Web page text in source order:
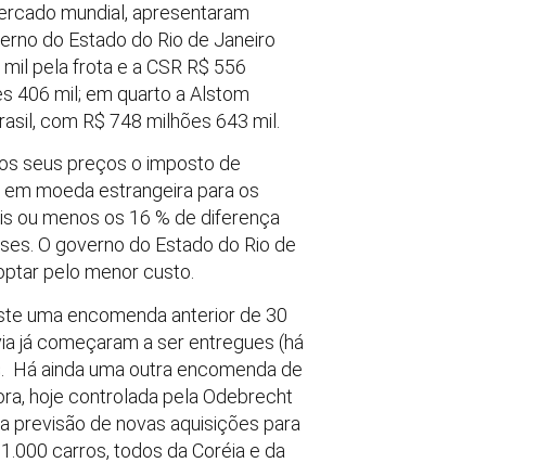
mundial, apresentaram
do Estado do Rio de Janeiro
pela frota e a CSR R$ 556
406 mil; em quarto a Alstom
com R$ 748 milhões 643 mil.
seus preços o imposto de
moeda estrangeira para os
ou menos os 16 % de diferença
O governo do Estado do Rio de
pelo menor custo.
uma encomenda anterior de 30
já começaram a ser entregues (há
ainda uma outra encomenda de
hoje controlada pela Odebrecht
previsão de novas aquisições para
carros, todos da Coréia e da